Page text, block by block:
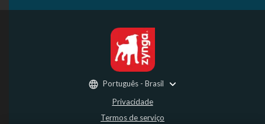
Privacidade
Termos de serviço
Português - Brasil